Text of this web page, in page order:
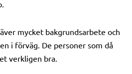
mycket bakgrundsarbete och
i förväg. De personer som då
verkligen bra.